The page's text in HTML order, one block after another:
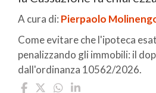
A cura di: Pierpaolo
Come evitare che l'ipoteca
penalizzando gli immobili: il
dall'ordinanza 10562/2026.